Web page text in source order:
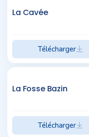
La Cavée
Télécharger
La Fosse Bazin
Télécharger